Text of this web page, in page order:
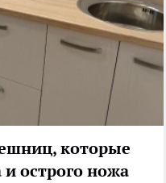
которые
и острого ножа